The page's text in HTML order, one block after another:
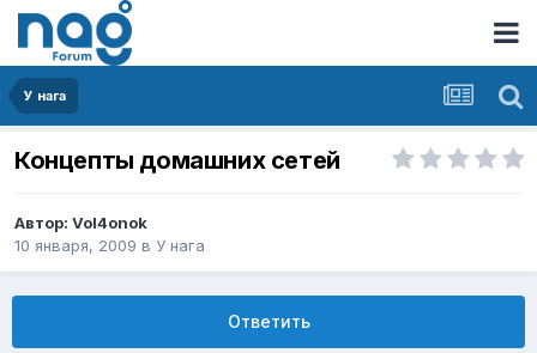
У нага
Концепты домашних сетей
Автор: Vol4onok
10 января, 2009 в У нага
Ответить